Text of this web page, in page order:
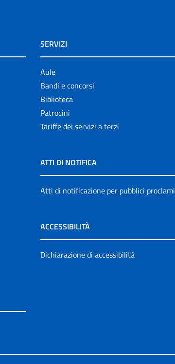
SERVIZI
Aule
Bandi e concorsi
Biblioteca
Patrocini
Tariffe dei servizi a terzi
ATTI DI NOTIFICA
Atti di notificazione per pubblici proclami
ACCESSIBILITÀ
Dichiarazione di accessibilità